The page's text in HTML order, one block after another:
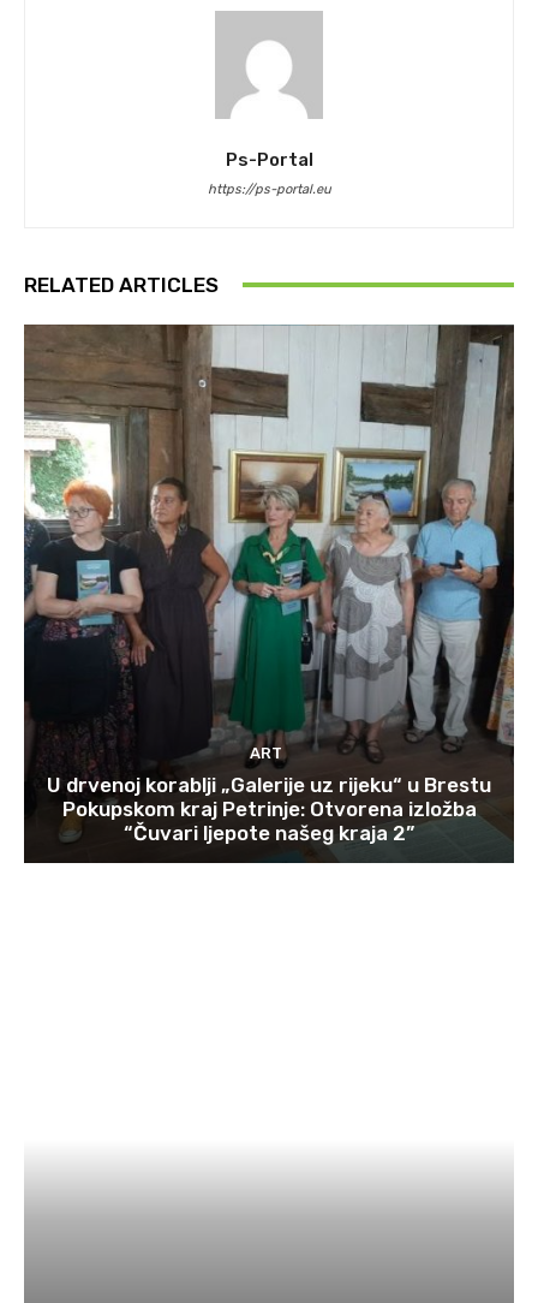
Ps-Portal
https://ps-portal.eu
RELATED ARTICLES
ART
U drvenoj korablji „Galerije uz rijeku“ u Brestu
Pokupskom kraj Petrinje: Otvorena izložba
“Čuvari ljepote našeg kraja 2”